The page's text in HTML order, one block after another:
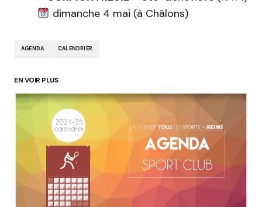
dimanche 4 mai (à Châlons)
AGENDA CALENDRIER
EN VOIR PLUS